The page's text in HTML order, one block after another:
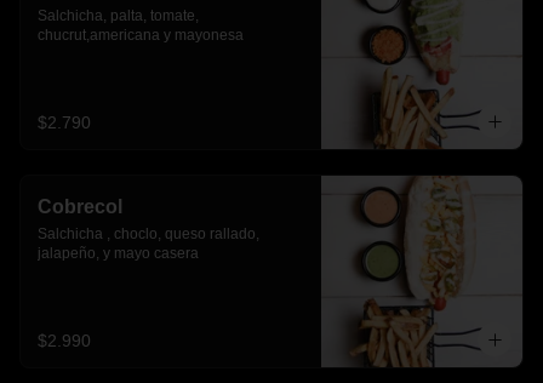
Salchicha, palta, tomate,
chucrut,americana y mayonesa
$2.790
Cobrecol
Salchicha , choclo, queso rallado,
jalapeño, y mayo casera
$2.990